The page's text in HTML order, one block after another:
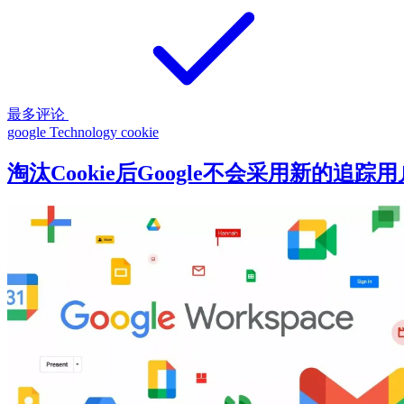
最多评论
google Technology cookie
淘汰Cookie后Google不会采用新的追踪用